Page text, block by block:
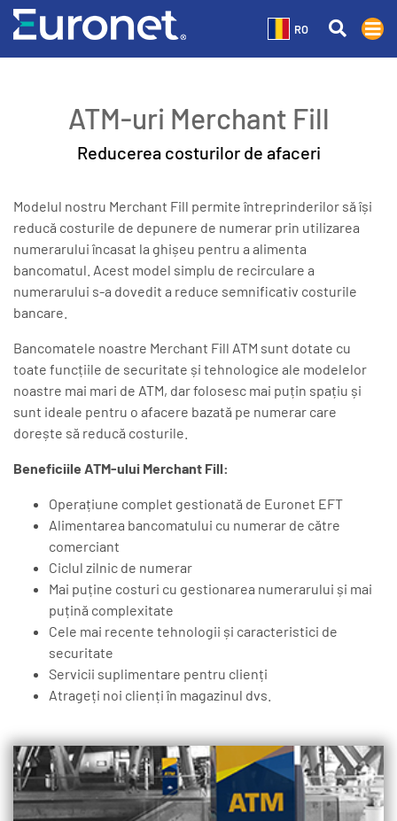
RO
ATM-uri Merchant Fill
Reducerea costurilor de afaceri
Modelul nostru Merchant Fill permite întreprinderilor să își
reducă costurile de depunere de numerar prin utilizarea
numerarului încasat la ghișeu pentru a alimenta
bancomatul. Acest model simplu de recirculare a
numerarului s-a dovedit a reduce semnificativ costurile
bancare.
Bancomatele noastre Merchant Fill ATM sunt dotate cu
toate funcțiile de securitate și tehnologice ale modelelor
noastre mai mari de ATM, dar folosesc mai puțin spațiu și
sunt ideale pentru o afacere bazată pe numerar care
dorește să reducă costurile.
Beneficiile ATM-ului Merchant Fill:
Operațiune complet gestionată de Euronet EFT
Alimentarea bancomatului cu numerar de către
comerciant
Ciclul zilnic de numerar
Mai puține costuri cu gestionarea numerarului și mai
puțină complexitate
Cele mai recente tehnologii și caracteristici de
securitate
Servicii suplimentare pentru clienți
Atrageți noi clienți în magazinul dvs.